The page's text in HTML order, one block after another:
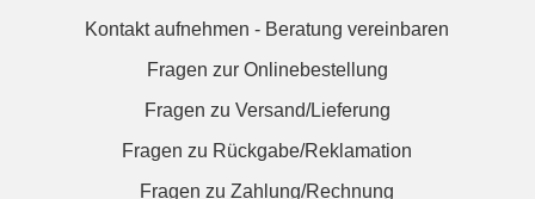
Kontakt aufnehmen - Beratung vereinbaren
Fragen zur Onlinebestellung
Fragen zu Versand/Lieferung
Fragen zu Rückgabe/Reklamation
Fragen zu Zahlung/Rechnung